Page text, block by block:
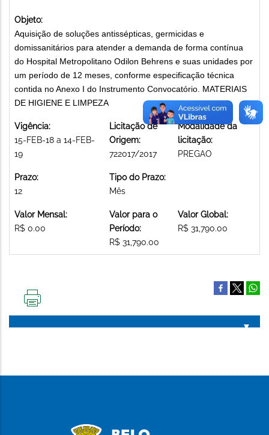
Objeto:
Aquisição de soluções antissépticas, germicidas e
domissanitários para atender a demanda de forma contínua
do Hospital Metropolitano Odilon Behrens e suas unidades por
um período de 12 meses, conforme especificação técnica
contida no Anexo I do Instrumento Convocatório. MATERIAIS
DE HIGIENE E LIMPEZA
Vigência:
15-FEB-18 a 14-FEB-
19
Licitação de
Origem:
722017/2017
Modalidade da
licitação:
PREGAO
Prazo:
12
Tipo do Prazo:
Mês
Valor Mensal:
R$ 0.00
Valor para o
Período:
R$ 31,790.00
Valor Global:
R$ 31,790.00
PÁGINA